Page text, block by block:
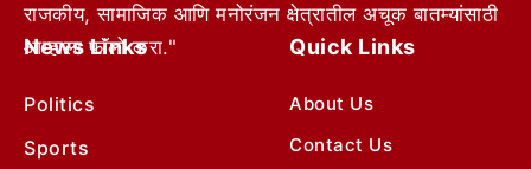
राजकीय, सामाजिक आणि मनोरंजन क्षेत्रातील अचूक बातम्यांसाठी
आम्हाला फॉलो करा."
News Links
Politics
Sports
Quick Links
About Us
Contact Us